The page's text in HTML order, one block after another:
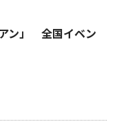
ン」 全国イベン